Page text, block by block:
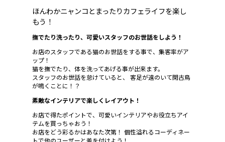
ほんわかニャンコとまったりカフェライフを楽し
もう！
撫でたり洗ったり、可愛いスタッフのお世話をしよう！
お店のスタッフである猫のお世話をする事で、集客率がア
ップ！
猫を撫でたり、体を洗ってあげる事が出来ます。
スタッフのお世話を怠けていると、 客足が遠のいて閑古鳥
が鳴くことに！？
素敵なインテリアで楽しくレイアウト！
お店で得たポイントで、可愛いインテリアやお役立ちアイ
テムを買っちゃおう！
お店をどう彩るかはあなた次第！ 個性溢れるコーディネー
トで他のユーザーと差を付けよう！